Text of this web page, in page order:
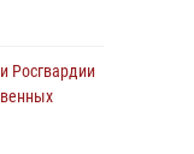
генерал
с
Росгвардии